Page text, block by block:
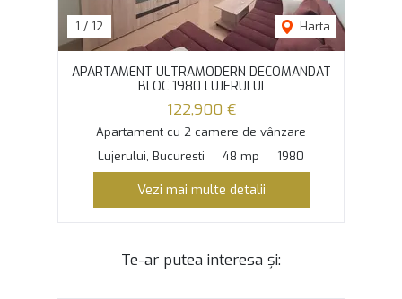
1 / 12 Harta
APARTAMENT ULTRAMODERN DECOMANDAT
BLOC 1980 LUJERULUI
122,900 €
Apartament cu 2 camere de vânzare
Lujerului, Bucuresti
48 mp 1980
Vezi mai multe detalii
Te-ar putea interesa și: